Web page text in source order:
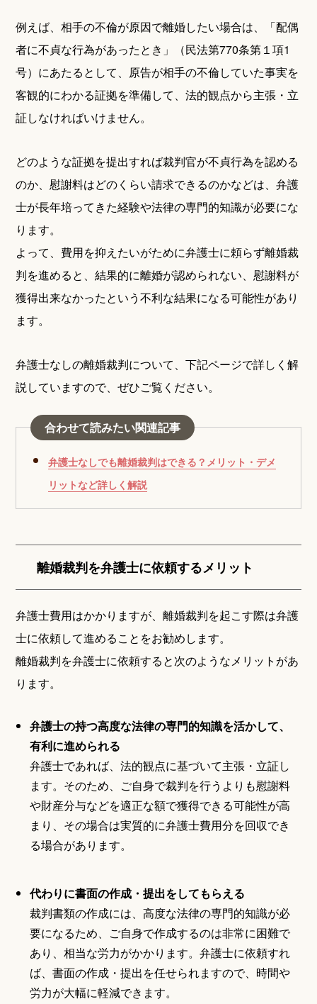
例えば、相手の不倫が原因で離婚したい場合は、「配偶
者に不貞な行為があったとき」（民法第770条第１項1
号）にあたるとして、原告が相手の不倫していた事実を
客観的にわかる証拠を準備して、法的観点から主張・立
証しなければいけません。
どのような証拠を提出すれば裁判官が不貞行為を認める
のか、慰謝料はどのくらい請求できるのかなどは、弁護
士が長年培ってきた経験や法律の専門的知識が必要にな
ります。
よって、費用を抑えたいがために弁護士に頼らず離婚裁
判を進めると、結果的に離婚が認められない、慰謝料が
獲得出来なかったという不利な結果になる可能性があり
ます。
弁護士なしの離婚裁判について、下記ページで詳しく解
説していますので、ぜひご覧ください。
合わせて読みたい関連記事
弁護士なしでも離婚裁判はできる？メリット・デメ
リットなど詳しく解説
離婚裁判を弁護士に依頼するメリット
弁護士費用はかかりますが、離婚裁判を起こす際は弁護
士に依頼して進めることをお勧めします。
離婚裁判を弁護士に依頼すると次のようなメリットがあ
ります。
弁護士の持つ高度な法律の専門的知識を活かして、
有利に進められる
弁護士であれば、法的観点に基づいて主張・立証し
ます。そのため、ご自身で裁判を行うよりも慰謝料
や財産分与などを適正な額で獲得できる可能性が高
まり、その場合は実質的に弁護士費用分を回収でき
る場合があります。
代わりに書面の作成・提出をしてもらえる
裁判書類の作成には、高度な法律の専門的知識が必
要になるため、ご自身で作成するのは非常に困難で
あり、相当な労力がかかります。弁護士に依頼すれ
ば、書面の作成・提出を任せられますので、時間や
労力が大幅に軽減できます。